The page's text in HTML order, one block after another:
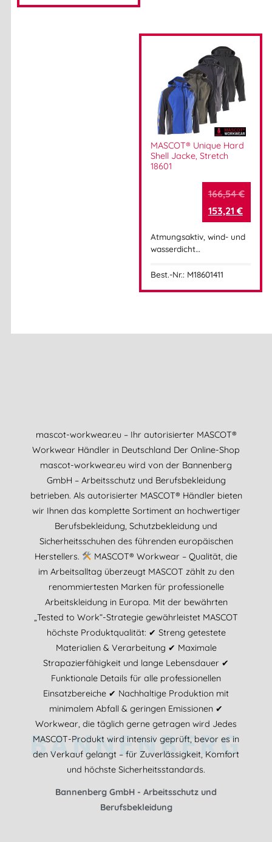
MASCOT® Unique Hard
Shell Jacke, Stretch
18601
166,54€
153,21 €
Atmungsaktiv, wind- und
wasserdicht…
Best.-Nr.: M18601411
mascot-workwear.eu – Ihr autorisierter MASCOT®
Workwear Händler in Deutschland Der Online-Shop
mascot-workwear.eu wird von der Bannenberg
GmbH – Arbeitsschutz und Berufsbekleidung
betrieben. Als autorisierter MASCOT® Händler bieten
wir Ihnen das komplette Sortiment an hochwertiger
Berufsbekleidung, Schutzbekleidung und
Sicherheitsschuhen des führenden europäischen
Herstellers.
MASCOT® Workwear – Qualität, die
im Arbeitsalltag überzeugt MASCOT zählt zu den
renommiertesten Marken für professionelle
Arbeitskleidung in Europa. Mit der bewährten
„Tested to Work“-Strategie gewährleistet MASCOT
höchste Produktqualität: ✔ Streng getestete
Materialien & Verarbeitung ✔ Maximale
Strapazierfähigkeit und lange Lebensdauer ✔
Funktionale Details für alle professionellen
Einsatzbereiche ✔ Nachhaltige Produktion mit
minimalem Abfall & geringen Emissionen ✔
Workwear, die täglich gerne getragen wird Jedes
MASCOT-Produkt wird intensiv geprüft, bevor es in
den Verkauf gelangt – für Zuverlässigkeit, Komfort
und höchste Sicherheitsstandards.
Bannenberg GmbH - Arbeitsschutz und
Berufsbekleidung
BANNENBERG